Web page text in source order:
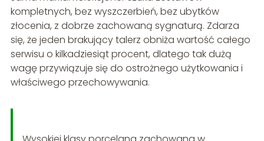
kompletnych, bez wyszczerbień, bez ubytków
złocenia, z dobrze zachowaną sygnaturą. Zdarza
się, że jeden brakujący talerz obniża wartość całego
serwisu o kilkadziesiąt procent, dlatego tak dużą
wagę przywiązuje się do ostrożnego użytkowania i
właściwego przechowywania.